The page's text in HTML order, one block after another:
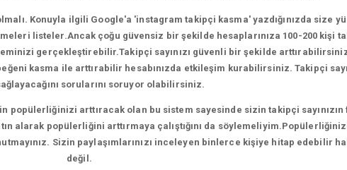
Konuyla ilgili Google'a 'instagram takipçi kasma' yazdığınızda size
listeler.Ancak çoğu güvensiz bir şekilde hesaplarınıza 100-200 kişi
gerçekleştirebilir.Takipçi sayınızı güvenli bir şekilde
kasma ile arttırabilir hesabınızda etkileşim kurabilirsiniz. Takipçi
sorularını soruyor olabilirsiniz.
popülerliğinizi arttıracak olan bu sistem sayesinde sizin takipçi
alarak popülerliğini arttırmaya çalıştığını da
Sizin paylaşımlarınızı inceleyen binlerce kişiye hitap edebilir
değil.